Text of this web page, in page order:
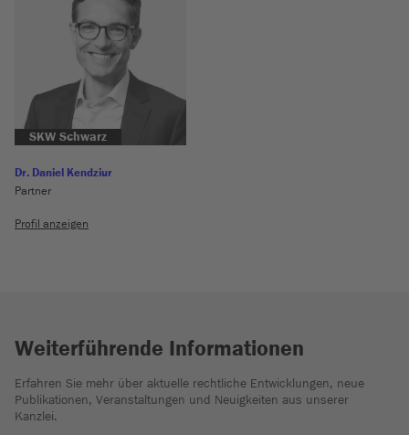
SKW Schwarz
Dr. Daniel Kendziur
Partner
Profil anzeigen
Weiterführende Informationen
Erfahren Sie mehr über aktuelle rechtliche Entwicklungen, neue
Publikationen, Veranstaltungen und Neuigkeiten aus unserer
Kanzlei.